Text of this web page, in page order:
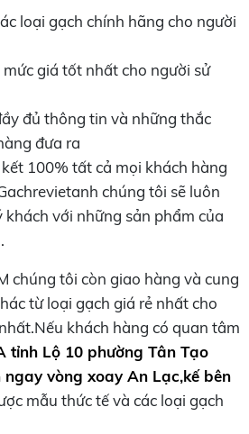
loại gạch chính hãng cho người
giá tốt nhất cho người sử
đủ thông tin và những thắc
đưa ra
100% tất cả mọi khách hàng
chúng tôi sẽ luôn
khách với những sản phẩm của
chúng tôi còn giao hàng và cung
từ loại gạch giá rẻ nhất cho
khách hàng có quan tâm
tỉnh Lộ 10 phường Tân Tạo
vòng xoay An Lạc,kế bên
mẫu thức tế và các loại gạch